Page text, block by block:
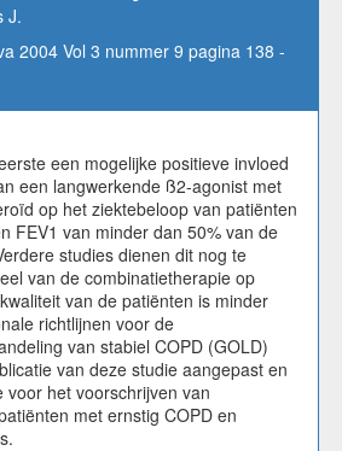
J.
2004 Vol 3 nummer 9 pagina 138 -
een mogelijke positieve invloed
een langwerkende ß2-agonist met
op het ziektebeloop van patiënten
FEV1 van minder dan 50% van de
studies dienen dit nog te
van de combinatietherapie op
van de patiënten is minder
richtlijnen voor de
van stabiel COPD (GOLD)
van deze studie aangepast en
het voorschrijven van
met ernstig COPD en